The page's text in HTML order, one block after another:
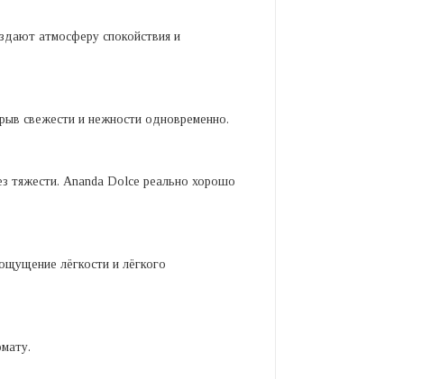
атмосферу спокойствия и
свежести и нежности одновременно.
тяжести. Ananda Dolce реально хорошо
лёгкости и лёгкого